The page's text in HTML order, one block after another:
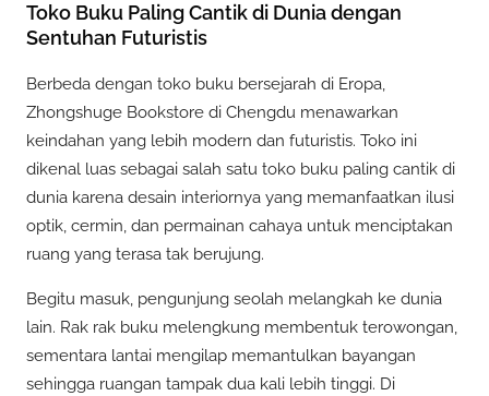
Toko Buku Paling Cantik di Dunia dengan
Sentuhan Futuristis
Berbeda dengan toko buku bersejarah di Eropa,
Zhongshuge Bookstore di Chengdu menawarkan
keindahan yang lebih modern dan futuristis. Toko ini
dikenal luas sebagai salah satu toko buku paling cantik di
dunia karena desain interiornya yang memanfaatkan ilusi
optik, cermin, dan permainan cahaya untuk menciptakan
ruang yang terasa tak berujung.
Begitu masuk, pengunjung seolah melangkah ke dunia
lain. Rak rak buku melengkung membentuk terowongan,
sementara lantai mengilap memantulkan bayangan
sehingga ruangan tampak dua kali lebih tinggi. Di